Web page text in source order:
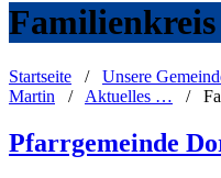
Familienkreis
Startseite / Unsere
Martin / Aktuelles … /
Pfarrgemeinde